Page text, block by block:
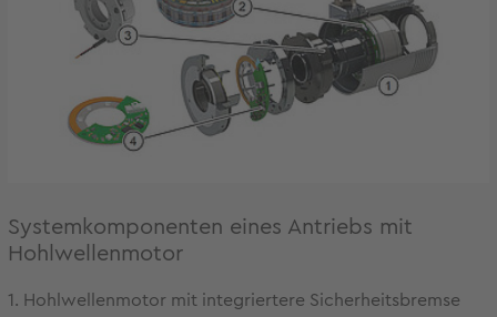
Systemkomponenten eines Antriebs mit
Hohlwellenmotor
1. Hohlwellenmotor mit integriertere Sicherheitsbremse